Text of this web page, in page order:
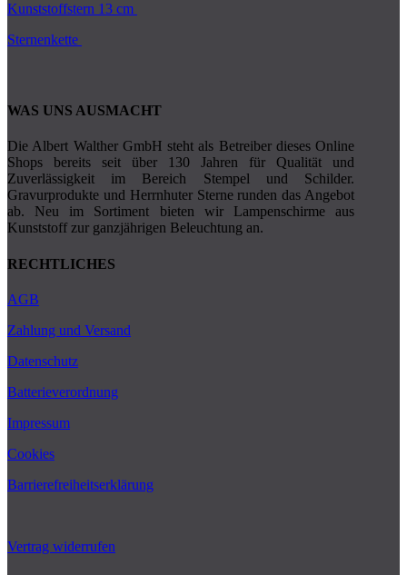
Kunststoffstern 13 cm
Sternenkette
WAS UNS AUSMACHT
Die Albert Walther GmbH steht als Betreiber dieses Online
Shops bereits seit über 130 Jahren für Qualität und
Zuverlässigkeit im Bereich Stempel und Schilder.
Gravurprodukte und Herrnhuter Sterne runden das Angebot
ab. Neu im Sortiment bieten wir Lampenschirme aus
Kunststoff zur ganzjährigen Beleuchtung an.
RECHTLICHES
AGB
Zahlung und Versand
Datenschutz
Batterieverordnung
Impressum
Cookies
Barrierefreiheitserklärung
Vertrag widerrufen